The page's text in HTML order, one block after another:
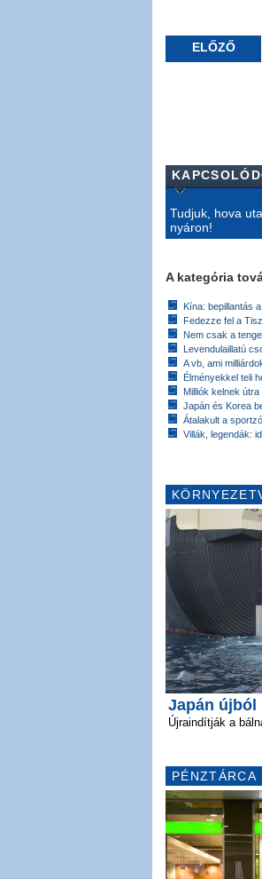
ELŐZŐ
Tudjuk, hova
nyáron!
A kategória
Kína: bepillantás
Fedezze fel a
Nem csak a
Levendulaillatú
A vb, ami
Élményekkel teli
Milliók kelnek
Japán és Korea
Átalakult a
Villák, legendák:
Japán újból
Újraindítják a
PÉNZTÁRCA